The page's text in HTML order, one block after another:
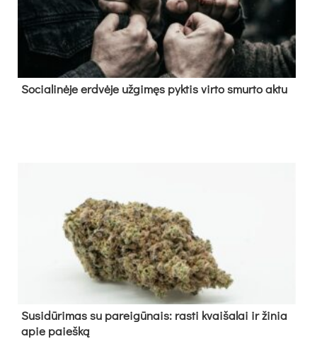
So­cia­li­nė­je erd­vė­je už­gi­męs pyk­tis vir­to smur­to ak­tu
Su­si­dū­ri­mas su pa­rei­gū­nais: ras­ti kvai­ša­lai ir ži­nia
apie paieš­ką